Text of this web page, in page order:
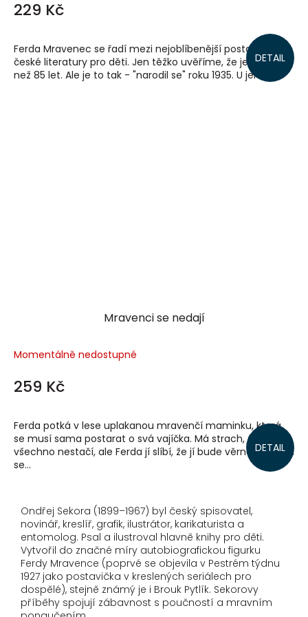
229 Kč
DETAIL
Ferda Mravenec se řadí mezi nejoblíbenější postavičky
české literatury pro děti. Jen těžko uvěříme, že je mu víc
než 85 let. Ale je to tak - "narodil se" roku 1935. U jeho...
Mravenci se nedají
Momentálně nedostupné
259 Kč
DETAIL
Ferda potká v lese uplakanou mravenčí maminku, která
se musí sama postarat o svá vajíčka. Má strach, že na
všechno nestačí, ale Ferda jí slíbí, že jí bude věrně sloužit a
se...
Ondřej Sekora (1899–1967) byl český spisovatel,
novinář, kreslíř, grafik, ilustrátor, karikaturista a
entomolog. Psal a ilustroval hlavně knihy pro děti.
Vytvořil do značné míry autobiografickou figurku
Ferdy Mravence (poprvé se objevila v Pestrém týdnu
1927 jako postavička v kreslených seriálech pro
dospělé), stejně známý je i Brouk Pytlík. Sekorovy
příběhy spojují zábavnost s poučností a mravním